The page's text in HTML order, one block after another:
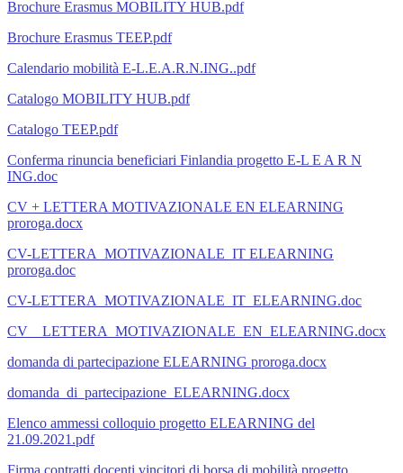
Brochure Erasmus MOBILITY HUB.pdf
Brochure Erasmus TEEP.pdf
Calendario mobilità E-L.E.A.R.N.ING..pdf
Catalogo MOBILITY HUB.pdf
Catalogo TEEP.pdf
Conferma rinuncia beneficiari Finlandia progetto E-L E A R N
ING.doc
CV + LETTERA MOTIVAZIONALE EN ELEARNING
proroga.docx
CV-LETTERA_MOTIVAZIONALE_IT ELEARNING
proroga.doc
CV-LETTERA_MOTIVAZIONALE_IT_ELEARNING.doc
CV__LETTERA_MOTIVAZIONALE_EN_ELEARNING.docx
domanda di partecipazione ELEARNING proroga.docx
domanda_di_partecipazione_ELEARNING.docx
Elenco ammessi colloquio progetto ELEARNING del
21.09.2021.pdf